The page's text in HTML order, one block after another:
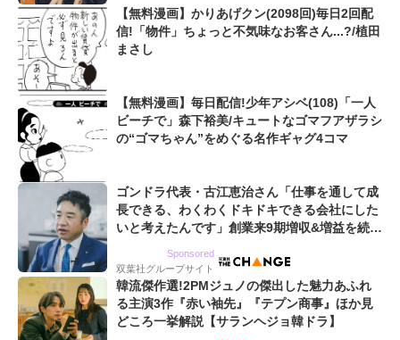
【無料漫画】かりあげクン(2098回)毎日2回配
信!「物件」ちょっと不気味なお客さん...?/植田
まさし
【無料漫画】毎日配信!少年アシベ(108)「一人
ビーチで」森下裕美/キュートなゴマフアザラシ
の“ゴマちゃん”をめぐる名作ギャグ4コマ
ゴンドラ代表・古江恵治さん「仕事を通して成
長できる、わくわくドキドキできる会社にした
いと考えたんです」創業来9期増収&増益を続け
Sponsored
双葉社グループサイト
韓流傑作選!2PMジュノの傑出した魅力あふれ
る主演3作『赤い袖先』『テプン商事』ほか見
どころ一挙解説【サランヘジョ韓ドラ】